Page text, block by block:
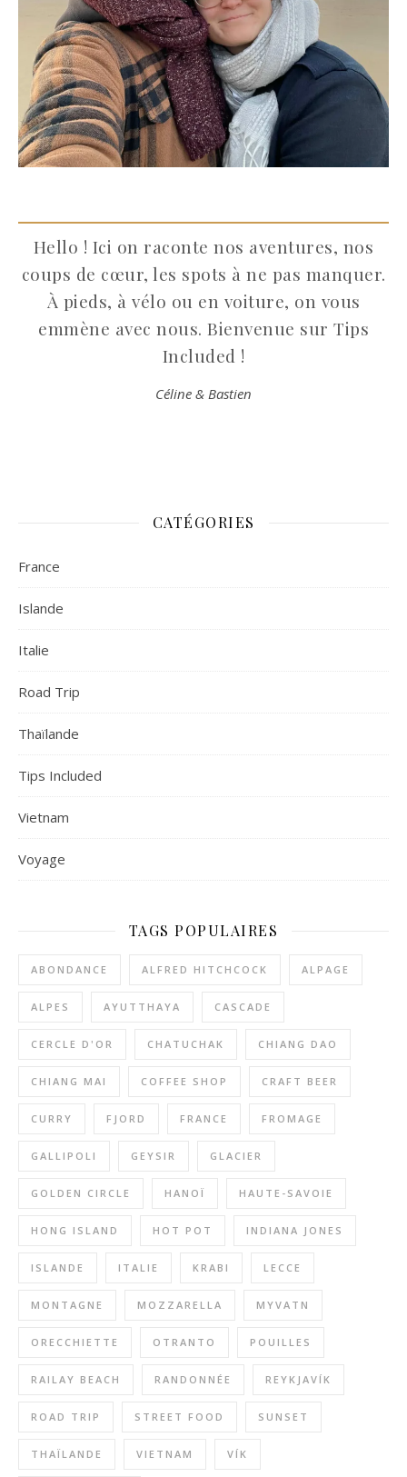
Hello ! Ici on raconte nos aventures, nos
coups de cœur, les spots à ne pas manquer.
À pieds, à vélo ou en voiture, on vous
emmène avec nous. Bienvenue sur Tips
Included !
Céline & Bastien
CATÉGORIES
France
Islande
Italie
Road Trip
Thaïlande
Tips Included
Vietnam
Voyage
TAGS POPULAIRES
ABONDANCE ALFRED HITCHCOCK ALPAGE
ALPES AYUTTHAYA CASCADE
CERCLE D'OR CHATUCHAK CHIANG DAO
CHIANG MAI COFFEE SHOP CRAFT BEER
CURRY FJORD FRANCE FROMAGE
GALLIPOLI GEYSIR GLACIER
GOLDEN CIRCLE HANOÏ HAUTE-SAVOIE
HONG ISLAND HOT POT INDIANA JONES
ISLANDE ITALIE KRABI LECCE
MONTAGNE MOZZARELLA MYVATN
ORECCHIETTE OTRANTO POUILLES
RAILAY BEACH RANDONNÉE REYKJAVÍK
ROAD TRIP STREET FOOD SUNSET
THAÏLANDE VIETNAM VÍK